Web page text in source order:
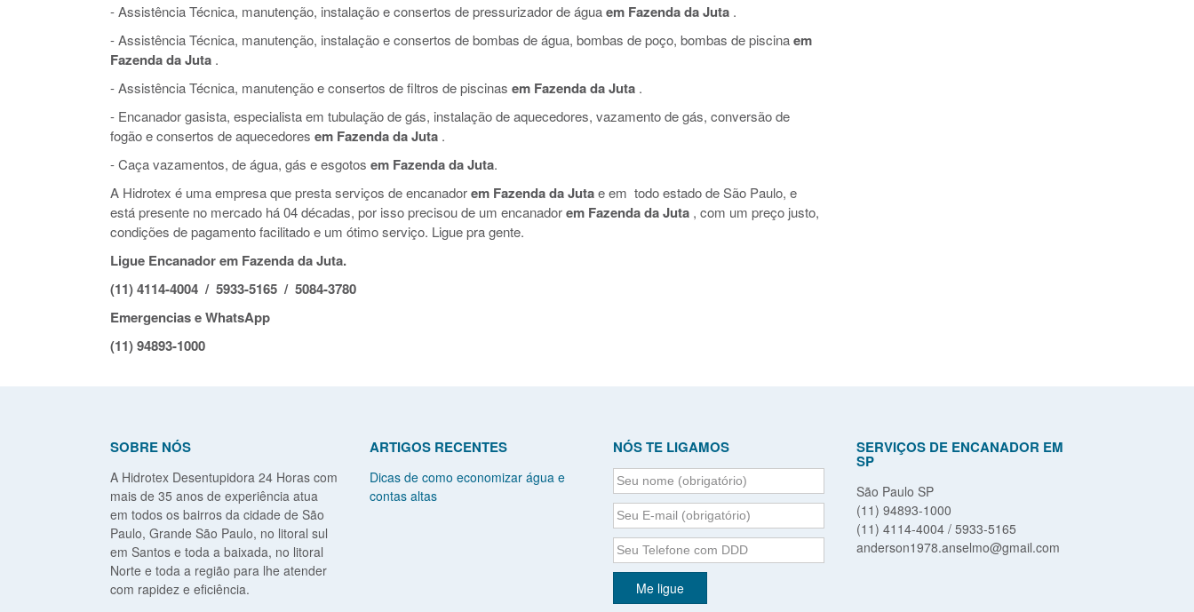
- Assistência Técnica, manutenção, instalação e consertos de pressurizador de águaem Fazenda da Juta .
- Assistência Técnica, manutenção, instalação e consertos de bombas de água, bombas de poço, bombas de piscinaem
Fazenda da Juta .
- Assistência Técnica, manutenção e consertos de filtros de piscinas em Fazenda da Juta .
- Encanador gasista, especialista em tubulação de gás, instalação de aquecedores, vazamento de gás, conversão de
fogão e consertos de aquecedores em Fazenda da Juta .
- Caça vazamentos, de água, gás e esgotos em Fazenda da Juta.
A Hidrotex é uma empresa que presta serviços de encanadorem Fazenda da Jutae em todo estado de São Paulo, e
está presente no mercado há 04 décadas, por isso precisou de um encanadorem Fazenda da Juta , com um preço justo,
condições de pagamento facilitado e um ótimo serviço. Ligue pra gente.
Ligue Encanador em Fazenda da Juta.
(11) 4114-4004 / 5933-5165 / 5084-3780
Emergencias e WhatsApp
(11) 94893-1000
SOBRE NÓS
A Hidrotex Desentupidora 24 Horas com
mais de 35 anos de experiência atua
em todos os bairros da cidade de São
Paulo, Grande São Paulo, no litoral sul
em Santos e toda a baixada, no litoral
Norte e toda a região para lhe atender
com rapidez e eficiência.
ARTIGOS RECENTES
Dicas de como economizar água e
contas altas
NÓS TE LIGAMOS SERVIÇOS DE ENCANADOR EM
SP
São Paulo SP
(11) 94893-1000
(11) 4114-4004 / 5933-5165
anderson1978.anselmo@gmail.com